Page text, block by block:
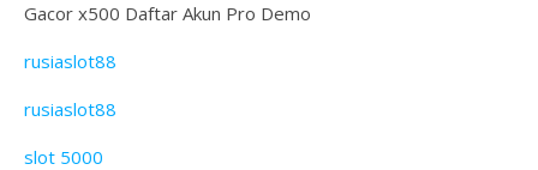
Gacor x500 Daftar Akun Pro Demo
rusiaslot88
rusiaslot88
slot 5000